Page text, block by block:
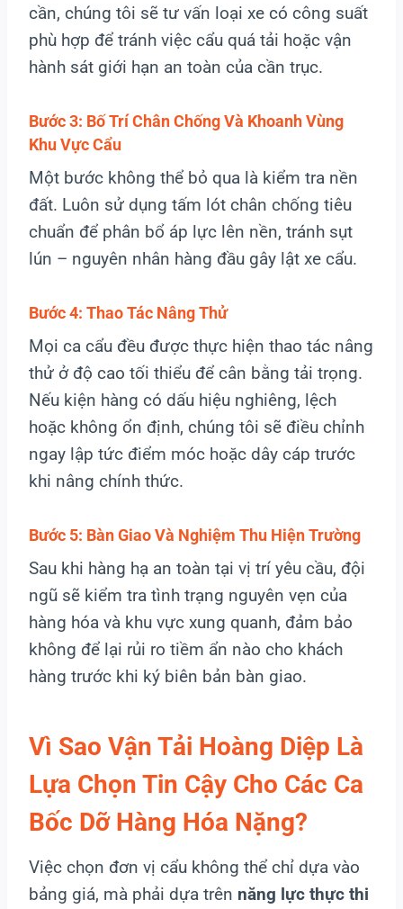
cần, chúng tôi sẽ tư vấn loại xe có công suất
phù hợp để tránh việc cẩu quá tải hoặc vận
hành sát giới hạn an toàn của cần trục.
Bước 3: Bố Trí Chân Chống Và Khoanh Vùng
Khu Vực Cẩu
Một bước không thể bỏ qua là kiểm tra nền
đất. Luôn sử dụng tấm lót chân chống tiêu
chuẩn để phân bổ áp lực lên nền, tránh sụt
lún – nguyên nhân hàng đầu gây lật xe cẩu.
Bước 4: Thao Tác Nâng Thử
Mọi ca cẩu đều được thực hiện thao tác nâng
thử ở độ cao tối thiểu để cân bằng tải trọng.
Nếu kiện hàng có dấu hiệu nghiêng, lệch
hoặc không ổn định, chúng tôi sẽ điều chỉnh
ngay lập tức điểm móc hoặc dây cáp trước
khi nâng chính thức.
Bước 5: Bàn Giao Và Nghiệm Thu Hiện Trường
Sau khi hàng hạ an toàn tại vị trí yêu cầu, đội
ngũ sẽ kiểm tra tình trạng nguyên vẹn của
hàng hóa và khu vực xung quanh, đảm bảo
không để lại rủi ro tiềm ẩn nào cho khách
hàng trước khi ký biên bản bàn giao.
Vì Sao Vận Tải Hoàng Diệp Là
Lựa Chọn Tin Cậy Cho Các Ca
Bốc Dỡ Hàng Hóa Nặng?
Việc chọn đơn vị cẩu không thể chỉ dựa vào
bảng giá, mà phải dựa trên năng lực thực thi